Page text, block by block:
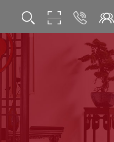
巧夺天工公众号
服务热线
189-0909
服务热线